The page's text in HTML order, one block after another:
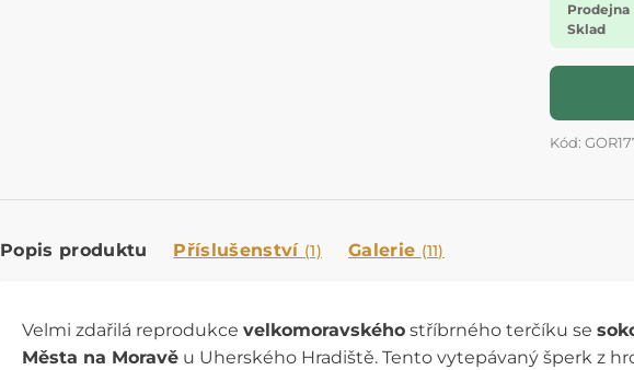
Prodejna
Sklad
Kód:
Popis produktu Příslušenství (1) Galerie (11)
Velmi zdařilá reprodukce velkomoravského stříbrného terčíku se
Města na Moravě u Uherského Hradiště. Tento vytepávaný šperk z